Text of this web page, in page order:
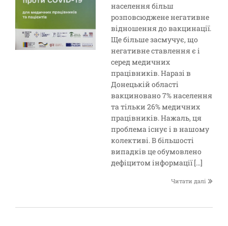
населення більш
розповсюджене негативне
відношення до вакцинації.
Ще більше засмучує, що
негативне ставлення є і
серед медичних
працівників. Наразі в
Донецькій області
вакциновано 7% населення
та тільки 26% медичних
працівників. Нажаль, ця
проблема існує і в нашому
колективі. В більшості
випадків це обумовлено
дефіцитом інформації […]
Читати далі